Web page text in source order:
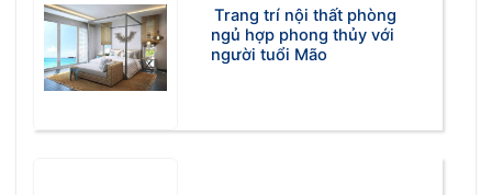
Trang trí nội thất phòng
ngủ hợp phong thủy với
người tuổi Mão